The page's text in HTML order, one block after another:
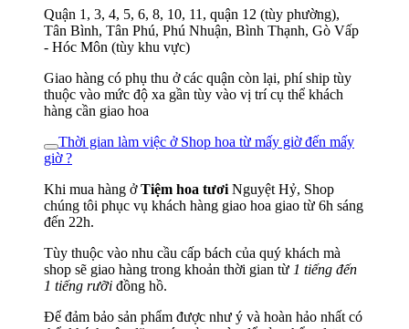
Quận 1, 3, 4, 5, 6, 8, 10, 11, quận 12 (tùy phường),
Tân Bình, Tân Phú, Phú Nhuận, Bình Thạnh, Gò Vấp
- Hóc Môn (tùy khu vực)
Giao hàng có phụ thu ở các quận còn lại, phí ship tùy
thuộc vào mức độ xa gần tùy vào vị trí cụ thể khách
hàng cần giao hoa
Thời gian làm việc ở Shop hoa từ mấy giờ đến mấy
giờ ?
Khi mua hàng ởTiệm hoa tươi Nguyệt Hỷ, Shop
chúng tôi phục vụ khách hàng giao hoa giao từ 6h sáng
đến 22h.
Tùy thuộc vào nhu cầu cấp bách của quý khách mà
shop sẽ giao hàng trong khoản thời gian từ 1 tiếng đến
1 tiếng rưỡi đồng hồ.
Để đảm bảo sản phẩm được như ý và hoàn hảo nhất có